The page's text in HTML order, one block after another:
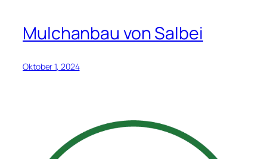
Mulchanbau von Salbei
Oktober 1, 2024